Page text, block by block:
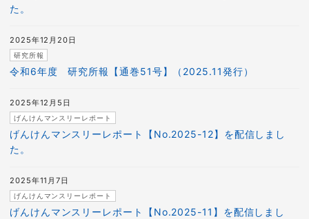
た。
令和6年度 研究所報【通巻51号】（2025.11発行）
研究所報
2025年12月20日
げんけんマンスリーレポート【No.2025-12】を配信しまし
た。
げんけんマンスリーレポート
2025年12月5日
げんけんマンスリーレポート【No.2025-11】を配信しまし
げんけんマンスリーレポート
2025年11月7日